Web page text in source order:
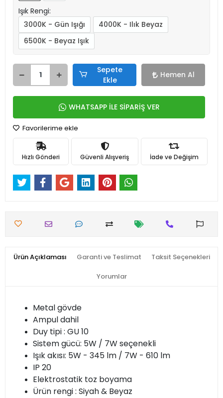
Işık Rengi:
3000K - Gün Işığı
4000K - Ilık Beyaz
6500K - Beyaz Işık
Sepete
Ekle
Hemen Al
WHATSAPP İLE SİPARİŞ VER
Favorilerime ekle
Hızlı Gönderi Güvenli Alışveriş İade ve Değişim
Ürün Açıklaması Garanti ve Teslimat Taksit Seçenekleri
Yorumlar
Metal gövde
Ampul dahil
Duy tipi : GU 10
Sistem gücü: 5W / 7W seçenekli
Işık akısı: 5W - 345 lm / 7W - 610 lm
IP 20
Elektrostatik toz boyama
Ürün rengi : Siyah & Beyaz